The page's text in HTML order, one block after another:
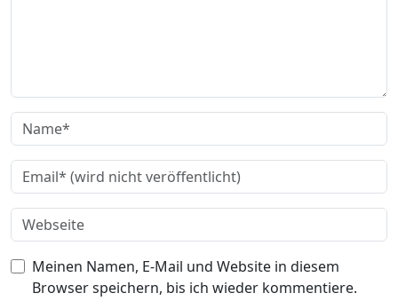
Meinen Namen, E-Mail und Website in diesem
Browser speichern, bis ich wieder kommentiere.